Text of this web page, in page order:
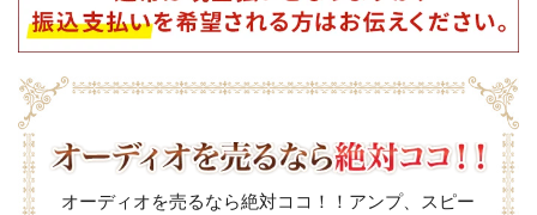
オーディオを売るなら絶対ココ！！アンプ、スピー